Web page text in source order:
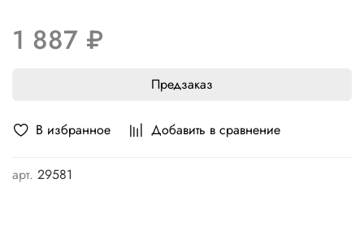
В избранное Добавить в сравнение
арт. 29581
1 887 ₽
Предзаказ